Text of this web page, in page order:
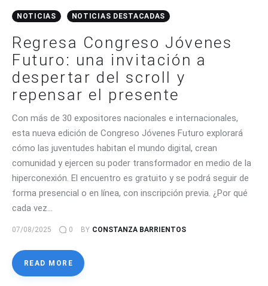
NOTICIAS NOTICIAS DESTACADAS
Regresa Congreso Jóvenes
Futuro: una invitación a
despertar del scroll y
repensar el presente
Con más de 30 expositores nacionales e internacionales,
esta nueva edición de Congreso Jóvenes Futuro explorará
cómo las juventudes habitan el mundo digital, crean
comunidad y ejercen su poder transformador en medio de la
hiperconexión. El encuentro es gratuito y se podrá seguir de
forma presencial o en línea, con inscripción previa. ¿Por qué
cada vez…
07/08/2025 0 BY CONSTANZA BARRIENTOS
READ MORE